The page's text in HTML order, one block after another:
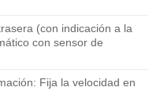
(con indicación a la
con sensor de
Fija la velocidad en